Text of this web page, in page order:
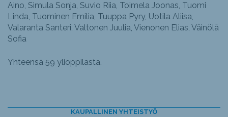
Aino, Simula Sonja, Suvio Riia, Toimela Joonas, Tuomi
Linda, Tuominen Emilia, Tuuppa Pyry, Uotila Aliisa,
Valaranta Santeri, Valtonen Juulia, Vienonen Elias, Väinölä
Sofia
Yhteensä 59 ylioppilasta.
KAUPALLINEN YHTEISTYÖ